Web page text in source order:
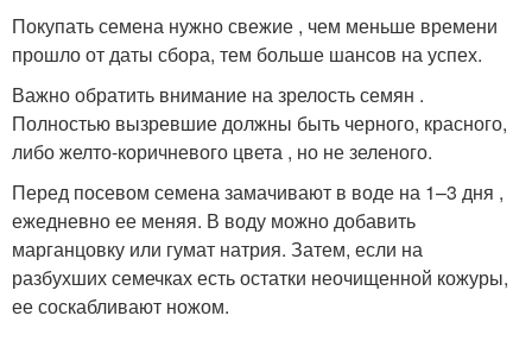
Покупать семена нужно свежие , чем меньше времени
прошло от даты сбора, тем больше шансов на успех.
Важно обратить внимание на зрелость семян .
Полностью вызревшие должны быть черного, красного,
либо желто-коричневого цвета , но не зеленого.
Перед посевом семена замачивают в воде на 1–3 дня ,
ежедневно ее меняя. В воду можно добавить
марганцовку или гумат натрия. Затем, если на
разбухших семечках есть остатки неочищенной кожуры,
ее соскабливают ножом.